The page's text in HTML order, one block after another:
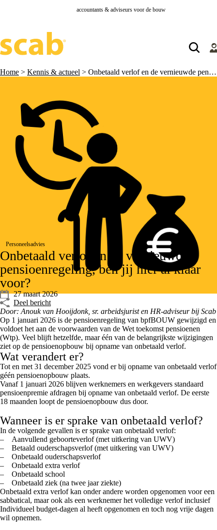
accountants & adviseurs voor de bouw
Home > Kennis & actueel > Onbetaald verlof en de vernieuwde pensioenregeling, ben jij hier al klaar voor?
Personeelsadvies
Onbetaald verlof en de vernieuwde
pensioenregeling, ben jij hier al klaar
voor?
27 maart 2026
Deel bericht
Door: Anouk van Hooijdonk, sr. arbeidsjurist en HR-adviseur bij Scab
Op 1 januari 2026 is de pensioenregeling van bpfBOUW gewijzigd en
voldoet het aan de voorwaarden van de Wet toekomst pensioenen
(Wtp). Veel blijft hetzelfde, maar één van de belangrijkste wijzigingen
ziet op de pensioenopbouw bij opname van onbetaald verlof.
Wat verandert er?
Tot en met 31 december 2025 vond er bij opname van onbetaald verlof
géén pensioenopbouw plaats.
Vanaf 1 januari 2026 blijven werknemers en werkgevers standaard
pensioenpremie afdragen bij opname van onbetaald verlof. De eerste
18 maanden loopt de pensioenopbouw dus door.
Wanneer is er sprake van onbetaald verlof?
In de volgende gevallen is er sprake van onbetaald verlof:
– Aanvullend geboorteverlof (met uitkering van UWV)
– Betaald ouderschapsverlof (met uitkering van UWV)
– Onbetaald ouderschapsverlof
– Onbetaald extra verlof
– Onbetaald school
– Onbetaald ziek (na twee jaar ziekte)
Onbetaald extra verlof kan onder andere worden opgenomen voor een
sabbatical, maar ook als een werknemer het volledige verlof inclusief
Individueel budget-dagen al heeft opgenomen en toch nog vrije dagen
wil opnemen.